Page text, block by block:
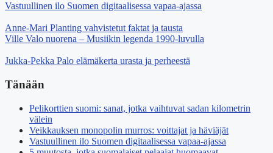
Vastuullinen ilo Suomen digitaalisessa vapaa-ajassa
Anne-Mari Planting vahvistetut faktat ja tausta
Ville Valo nuorena – Musiikin legenda 1990-luvulla
Jukka-Pekka Palo elämäkerta urasta ja perheestä
Tänään
Pelikorttien suomi: sanat, jotka vaihtuvat sadan kilometrin
välein
Veikkauksen monopolin murros: voittajat ja häviäjät
Vastuullinen ilo Suomen digitaalisessa vapaa-ajassa